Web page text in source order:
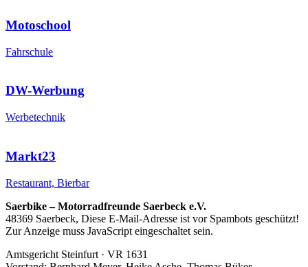
Motoschool
Fahrschule
DW-Werbung
Werbetechnik
Markt23
Restaurant, Bierbar
Saerbike – Motorradfreunde Saerbeck e.V.
48369 Saerbeck, Diese E-Mail-Adresse ist vor Spambots geschützt!
Zur Anzeige muss JavaScript eingeschaltet sein.
Amtsgericht Steinfurt · VR 1631